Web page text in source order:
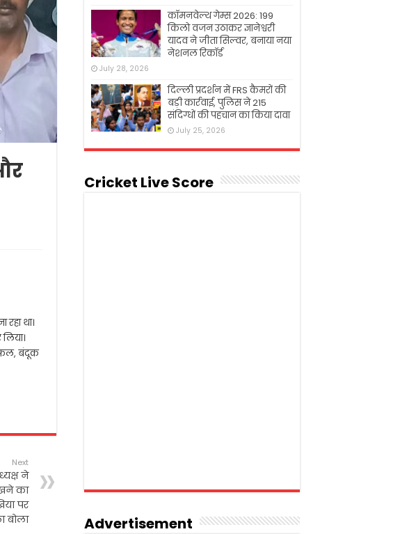
था।
बंदूक
Next
ने
का
पर
बोला
कॉमनवेल्थ गेम्स 2026: 199
किलो वजन उठाकर ज्ञानेश्वरी
यादव ने जीता सिल्वर, बनाया नया
नेशनल रिकॉर्ड
July 28, 2026
दिल्ली प्रदर्शन में FRS कैमरों की
बड़ी कार्रवाई, पुलिस ने 215
संदिग्धों की पहचान का किया दावा
July 25, 2026
Cricket Live Score
Advertisement